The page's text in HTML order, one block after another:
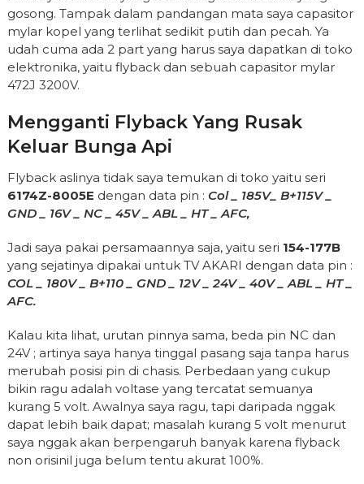
gosong. Tampak dalam pandangan mata saya capasitor
mylar kopel yang terlihat sedikit putih dan pecah. Ya
udah cuma ada 2 part yang harus saya dapatkan di toko
elektronika, yaitu flyback dan sebuah capasitor mylar
472J 3200V.
Mengganti Flyback Yang Rusak
Keluar Bunga Api
Flyback aslinya tidak saya temukan di toko yaitu seri
6174Z-8005E dengan data pin : Col _ 185V_ B+115V _
GND _ 16V _ NC _ 45V _ ABL _ HT _ AFC,
Jadi saya pakai persamaannya saja, yaitu seri 154-177B
yang sejatinya dipakai untuk TV AKARI dengan data pin :
COL _ 180V _ B+110 _ GND _ 12V _ 24V _ 40V _ ABL _ HT _
AFC.
Kalau kita lihat, urutan pinnya sama, beda pin NC dan
24V ; artinya saya hanya tinggal pasang saja tanpa harus
merubah posisi pin di chasis. Perbedaan yang cukup
bikin ragu adalah voltase yang tercatat semuanya
kurang 5 volt. Awalnya saya ragu, tapi daripada nggak
dapat lebih baik dapat; masalah kurang 5 volt menurut
saya nggak akan berpengaruh banyak karena flyback
non orisinil juga belum tentu akurat 100%.